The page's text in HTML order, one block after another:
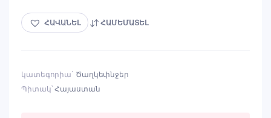
ՀԱՎԱՆԵԼ ՀԱՄԵՄԱՏԵԼ
կատեգորիա` Ծաղկեփնջեր
Պիտակ՝Հայաստան